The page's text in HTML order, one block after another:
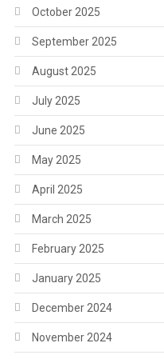
October 2025
September 2025
August 2025
July 2025
June 2025
May 2025
April 2025
March 2025
February 2025
January 2025
December 2024
November 2024